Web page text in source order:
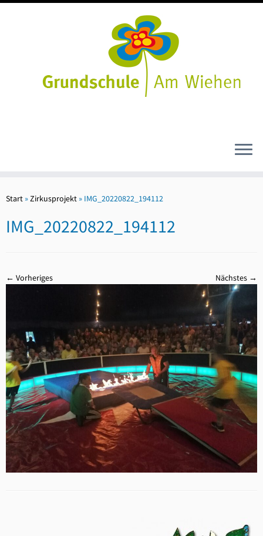
Inhalt
Start »Zirkusprojekt » IMG_20220822_194112
IMG_20220822_194112
← Vorheriges Nächstes →